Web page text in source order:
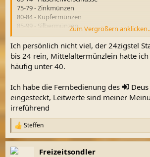
75-79 - Zinkmünzen
80-84 - Kupfermünzen
85-99 - Silbermünzen
Stelle die Leitwerte mal so fix und fertig rein.
Zum Vergrößern
Ich persönlich nicht viel, der 24zigstel
bis 24 rein, Mittelaltermünzlein hatte ich
häufig unter 40.
Ich habe die Fernbedienung des Deus
eingesteckt, Leitwerte sind meiner
irreführend
R
e
a
k
Steffen
Freizeitsondler